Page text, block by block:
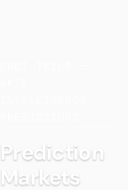
Prediction
Markets